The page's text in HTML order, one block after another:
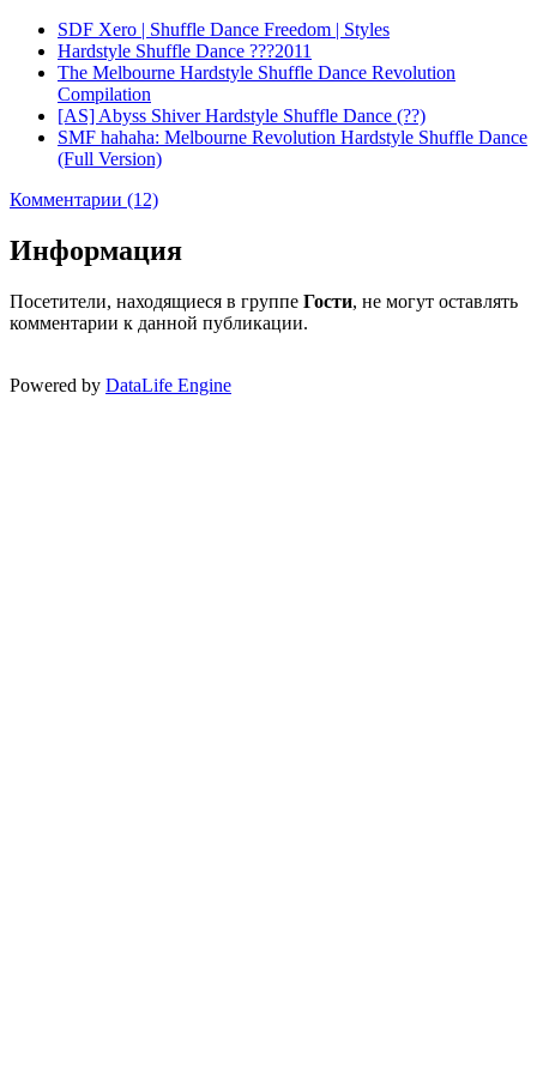
SDF Xero | Shuffle Dance Freedom | Styles
Hardstyle Shuffle Dance ???2011
The Melbourne Hardstyle Shuffle Dance Revolution
Compilation
[AS] Abyss Shiver Hardstyle Shuffle Dance (??)
SMF hahaha: Melbourne Revolution Hardstyle Shuffle Dance
(Full Version)
Комментарии (12)
Информация
Посетители, находящиеся в группе Гости, не могут оставлять
комментарии к данной публикации.
Powered by DataLife Engine